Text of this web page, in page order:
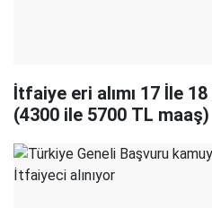
İtfaiye eri alımı 17 İle
(4300 ile 5700 TL maaş)